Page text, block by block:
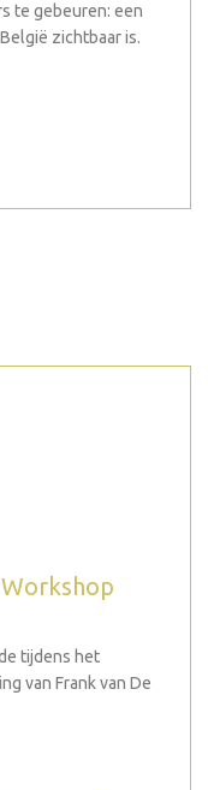
te gebeuren: een
zichtbaar is.
tijdens het
van Frank van De